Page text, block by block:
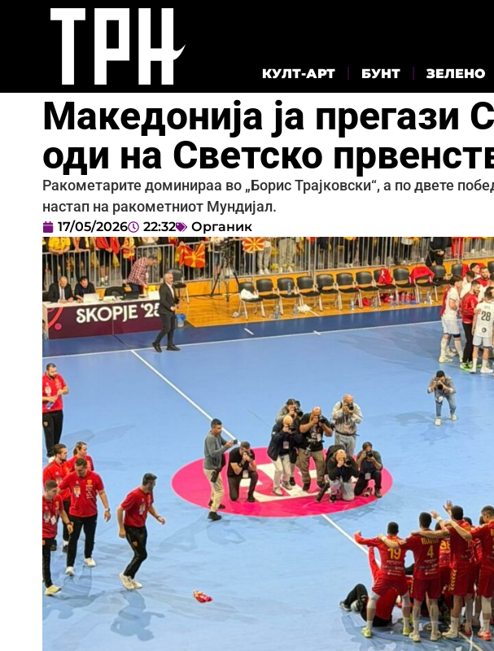
КУЛТ-АРТ БУНТ ЗЕЛЕНО
Македонија ја прегази
оди на Светско
Ракометарите доминираа во „Борис Трајковски“, а по двете
настап на ракометниот Мундијал.
17/05/2026 22:32 Органик